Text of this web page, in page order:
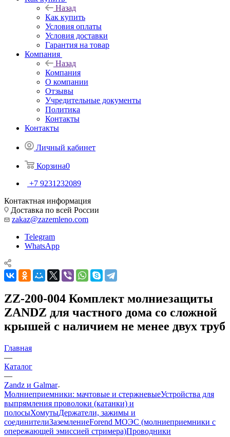
Назад
Как купить
Условия оплаты
Условия доставки
Гарантия на товар
Компания
Назад
Компания
О компании
Отзывы
Учредительные документы
Политика
Контакты
Контакты
Личный кабинет
Корзина0
+7 9231232089
Контактная информация
Доставка по всей России
zakaz@zazemleno.com
Telegram
WhatsApp
ZZ-200-004 Комплект молниезащиты
ZANDZ для частного дома со сложной
крышей с наличием не менее двух труб
Главная
—
Каталог
—
Zandz и Galmar
Молниеприемники: мачтовые и стержневыеУстройства для
выпрямления проволоки (катанки) и
полосыХомутыДержатели, зажимы и
соединителиЗаземлениеForend МОЭС (молниеприемники с
опережающей эмиссией стримера)Проводники